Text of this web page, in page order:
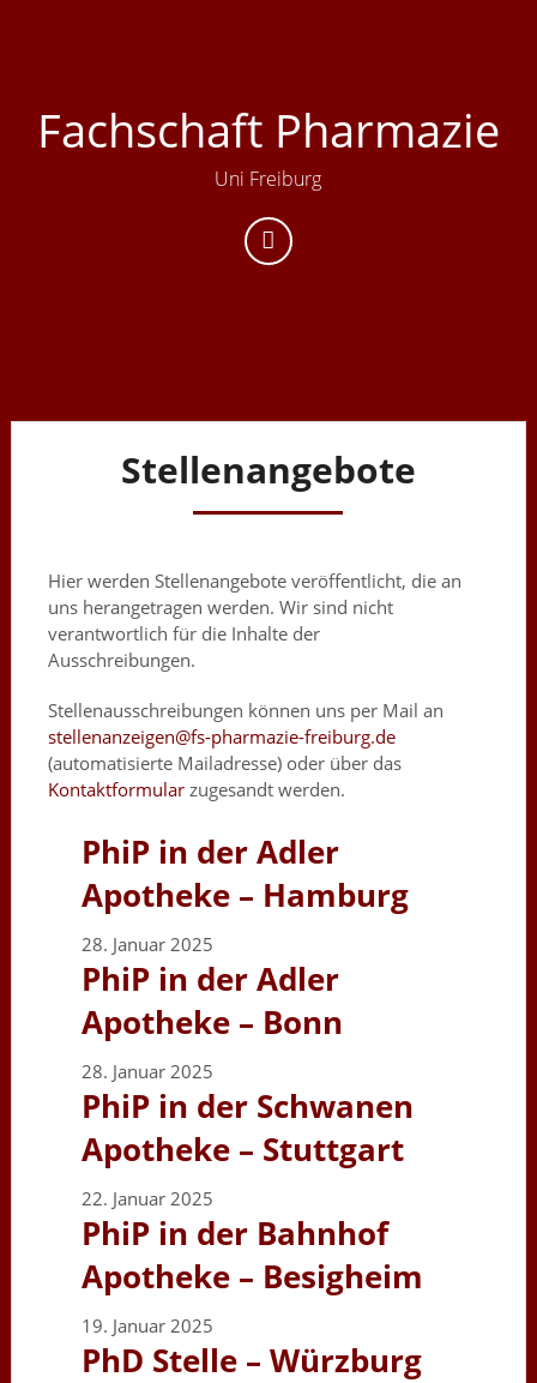
Fachschaft Pharmazie
Uni Freiburg
Stellenangebote
Hier werden Stellenangebote veröffentlicht, die an
uns herangetragen werden. Wir sind nicht
verantwortlich für die Inhalte der
Ausschreibungen.
Stellenausschreibungen können uns per Mail an
stellenanzeigen@fs-pharmazie-freiburg.de
(automatisierte Mailadresse) oder über das
Kontaktformularzugesandt werden.
PhiP in der Adler
Apotheke – Hamburg
28. Januar 2025
PhiP in der Adler
Apotheke – Bonn
28. Januar 2025
PhiP in der Schwanen
Apotheke – Stuttgart
22. Januar 2025
PhiP in der Bahnhof
Apotheke – Besigheim
19. Januar 2025
PhD Stelle – Würzburg